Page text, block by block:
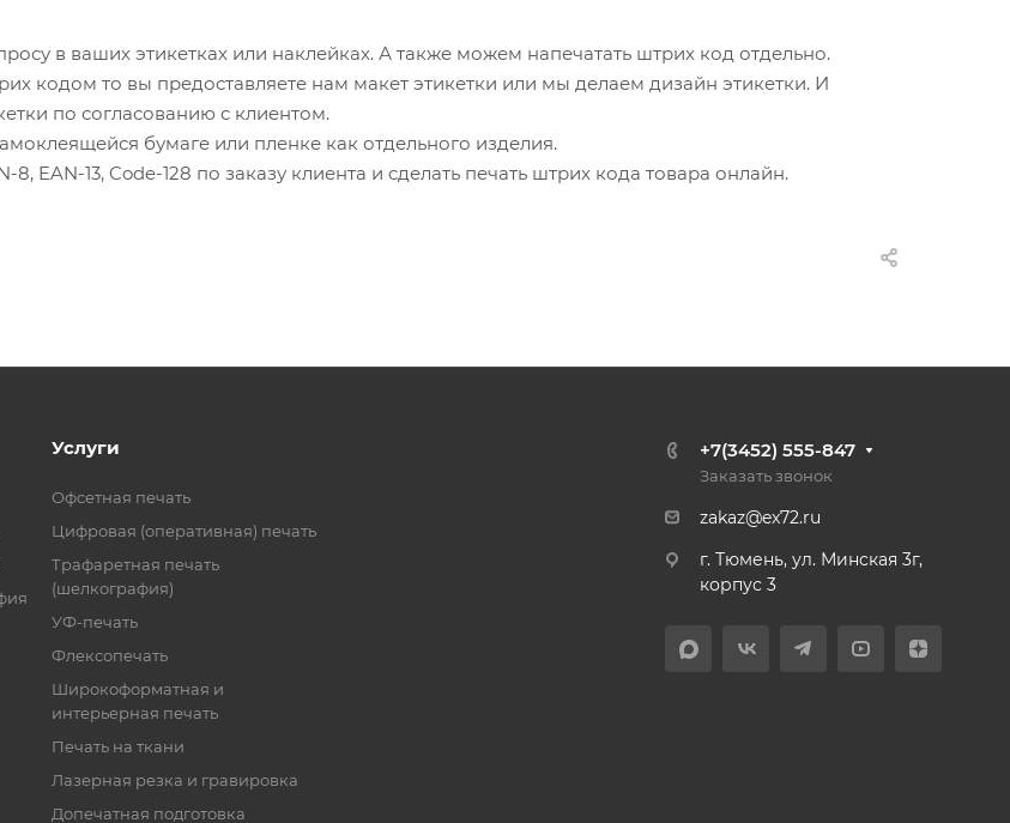
в ваших этикетках или наклейках. А также можем напечатать штрих код отдельно.
кодом то вы предоставляете нам макет этикетки или мы делаем дизайн этикетки. И
по согласованию с клиентом.
бумаге или пленке как отдельного изделия.
EAN-13, Code-128 по заказу клиента и сделать печать штрих кода товара онлайн.
Услуги
Офсетная печать
Цифровая (оперативная) печать
Трафаретная печать
(шелкография)
УФ-печать
Флексопечать
Широкоформатная и
интерьерная печать
Печать на ткани
Лазерная резка и гравировка
Допечатная подготовка
+7(3452) 555-847
Заказать звонок
zakaz@ex72.ru
г. Тюмень, ул. Минская 3г,
корпус 3